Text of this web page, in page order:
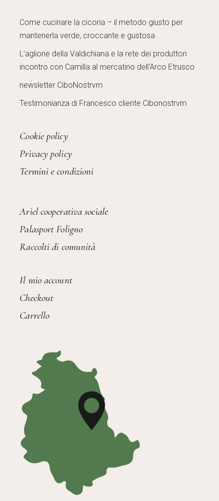
Come cucinare la cicoria – il metodo giusto per
mantenerla verde, croccante e gustosa
L’aglione della Valdichiana e la rete dei produttori
incontro con Camilla al mercatino dell’Arco Etrusco
newsletter CiboNostrvm
Testimonianza di Francesco cliente Cibonostrvm
Cookie policy
Privacy policy
Termini e condizioni
Ariel cooperativa sociale
Palasport Foligno
Raccolti di comunità
Il mio account
Checkout
Carrello